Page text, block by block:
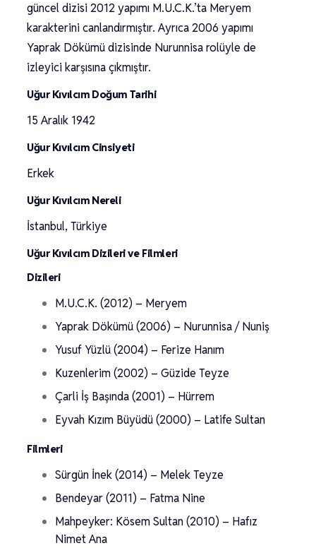
güncel dizisi 2012 yapımı M.U.C.K.’ta Meryem
karakterini canlandırmıştır. Ayrıca 2006 yapımı
Yaprak Dökümü dizisinde Nurunnisa rolüyle de
izleyici karşısına çıkmıştır.
Uğur Kıvılcım Doğum Tarihi
15 Aralık 1942
Uğur Kıvılcım Cinsiyeti
Erkek
Uğur Kıvılcım Nereli
İstanbul, Türkiye
Uğur Kıvılcım Dizileri ve Filmleri
Dizileri
M.U.C.K. (2012) – Meryem
Yaprak Dökümü (2006) – Nurunnisa / Nuniş
Yusuf Yüzlü (2004) – Ferize Hanım
Kuzenlerim (2002) – Güzide Teyze
Çarli İş Başında (2001) – Hürrem
Eyvah Kızım Büyüdü (2000) – Latife Sultan
Filmleri
Sürgün İnek (2014) – Melek Teyze
Bendeyar (2011) – Fatma Nine
Mahpeyker: Kösem Sultan (2010) – Hafız
Nimet Ana